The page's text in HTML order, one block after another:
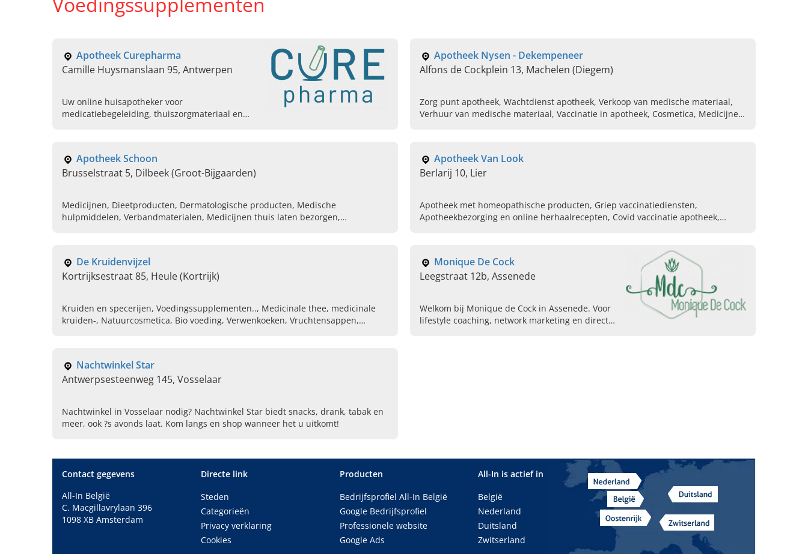
Apotheek Curepharma
Camille Huysmanslaan 95, Antwerpen
Uw online huisapotheker voor
medicatiebegeleiding, thuiszorgmateriaal en
Apotheek Nysen - Dekempeneer
Alfons de Cockplein 13, Machelen (Diegem)
Zorg punt apotheek, Wachtdienst apotheek, Verkoop van medische materiaal,
Verhuur van medische materiaal, Vaccinatie in apotheek, Cosmetica, Medicijnen,
Apotheek Schoon
Brusselstraat 5, Dilbeek (Groot-Bijgaarden)
Medicijnen, Dieetproducten, Dermatologische producten, Medische
hulpmiddelen, Verbandmaterialen, Medicijnen thuis laten bezorgen,
Apotheek Van Look
Berlarij 10, Lier
Apotheek met homeopathische producten, Griep vaccinatiediensten,
Apotheekbezorging en online herhaalrecepten, Covid vaccinatie apotheek,
spoed, Betaalbare voedingssupplementen goede kwaliteit, Diervriendelijke
cosmeticaproducten
De Kruidenvijzel
Kortrijksestraat 85, Heule (Kortrijk)
Kruiden en specerijen, Voedingssupplementen.., Medicinale thee, medicinale
kruiden-, Natuurcosmetica, Bio voeding, Verwenkoeken, Vruchtensappen,
Monique De Cock
Leegstraat 12b, Assenede
Welkom bij Monique de Cock in Assenede. Voor
lifestyle coaching, network marketing en direct
Nachtwinkel Star
Antwerpsesteenweg 145, Vosselaar
Nachtwinkel in Vosselaar nodig? Nachtwinkel Star biedt snacks, drank, tabak en
meer, ook ?s avonds laat. Kom langs en shop wanneer het u uitkomt!
Contact gegevens
All-In België
C. Macgillavrylaan 396
1098 XB Amsterdam
Directe link
Steden
Categorieën
Privacy verklaring
Cookies
Producten
Bedrijfsprofiel All-In België
Google Bedrijfsprofiel
Professionele website
Google Ads
All-In is actief in
België
Nederland
Duitsland
Zwitserland